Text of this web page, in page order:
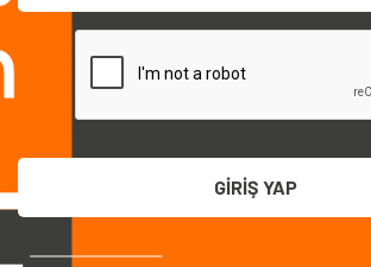
GİRİŞ YAP